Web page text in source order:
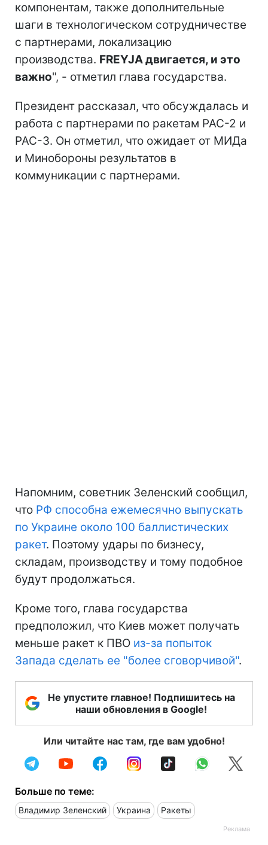
компонентам, также дополнительные
шаги в технологическом сотрудничестве
с партнерами, локализацию
производства. FREYJA двигается, и это
важно", - отметил глава государства.
Президент рассказал, что обсуждалась и
работа с партнерами по ракетам PAC-2 и
PAC-3. Он отметил, что ожидает от МИДа
и Минобороны результатов в
коммуникации с партнерами.
Напомним, советник Зеленский сообщил,
что РФ способна ежемесячно выпускать
по Украине около 100 баллистических
ракет. Поэтому удары по бизнесу,
складам, производству и тому подобное
будут продолжаться.
Кроме того, глава государства
предположил, что Киев может получать
меньше ракет к ПВО из-за попыток
Запада сделать ее "более сговорчивой".
Не упустите главное! Подпишитесь на
наши обновления в Google!
Или читайте нас там, где вам удобно!
Больше по теме:
Владимир Зеленский Украина Ракеты